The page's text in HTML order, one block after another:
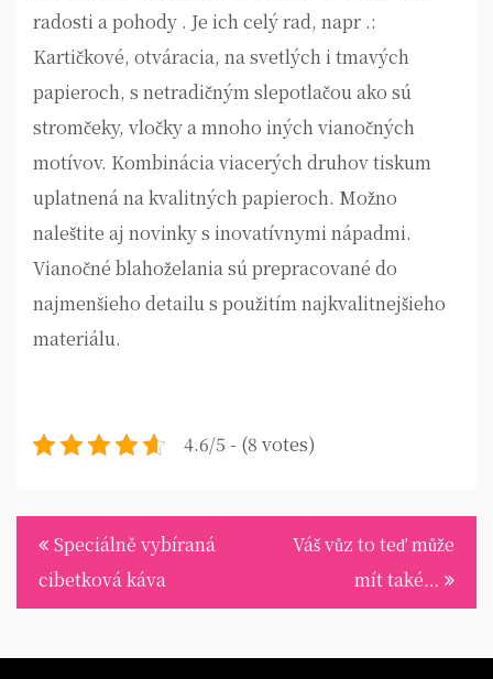
radosti a pohody . Je ich celý rad, napr .:
Kartičkové, otváracia, na svetlých i tmavých
papieroch, s netradičným slepotlačou ako sú
stromčeky, vločky a mnoho iných vianočných
motívov. Kombinácia viacerých druhov tiskum
uplatnená na kvalitných papieroch. Možno
naleštite aj novinky s inovatívnymi nápadmi.
Vianočné blahoželania sú prepracované do
najmenšieho detailu s použitím najkvalitnejšieho
materiálu.
4.6/5 - (8 votes)
Navigace
pro
příspěvek
Speciálně vybíraná
cibetková káva
Váš vůz to teď může
mít také…